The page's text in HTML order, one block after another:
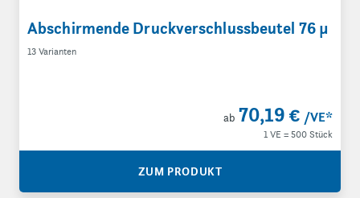
Abschirmende Druckverschlussbeutel 76 µ
13 Varianten
ab 70,19 € /VE*
1 VE = 500 Stück
ZUM PRODUKT